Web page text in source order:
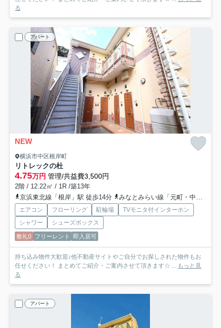
る
アパート
NEW
横浜市中区根岸町
リトレックの杜
4.75万円 管理/共益費3,500円
2階 / 12.22㎡ / 1R /築13年
京浜東北線「根岸」駅 徒歩14分
みなとみらい線「元町・中華街」駅 バス18分 「間門」 停歩3分
エアコン フローリング 駐輪場
TVモニタ付インターホン
シャワー
シューズボックス
敷礼0 フリーレント 即入居可
持ち込み物件大歓迎♪他不動産サイトやご自分でお探しされた物件もお
任せください！ まとめてご紹介・ご案内させて頂きます☆ ... もっと見
る
アパート